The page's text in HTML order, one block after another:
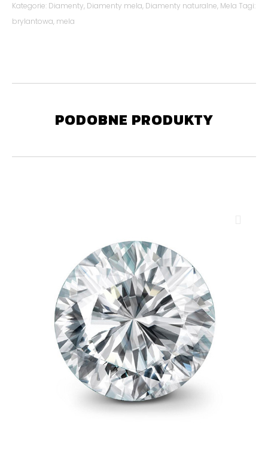
Kategorie: Diamenty, Diamenty mela, Diamenty naturalne, Mela Tagi:
brylantowa, mela
PODOBNE PRODUKTY